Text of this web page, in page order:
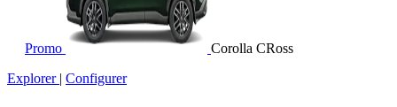
Promo
Corolla CRoss
Explorer | Configurer